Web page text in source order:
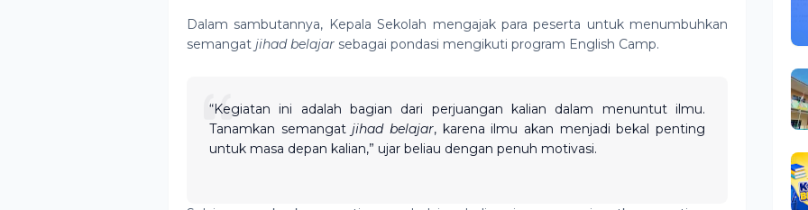
Dalam sambutannya, Kepala Sekolah mengajak para peserta untuk menumbuhkan
semangat jihad belajar sebagai pondasi mengikuti program English Camp.
“Kegiatan ini adalah bagian dari perjuangan kalian dalam menuntut ilmu.
Tanamkan semangatjihad belajar, karena ilmu akan menjadi bekal penting
untuk masa depan kalian,” ujar beliau dengan penuh motivasi.